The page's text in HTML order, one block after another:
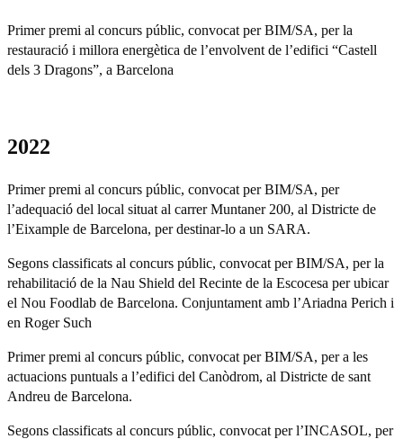
Primer premi al concurs públic, convocat per BIM/SA, per la
restauració i millora energètica de l’envolvent de l’edifici “Castell
dels 3 Dragons”, a Barcelona
2022
Primer premi al concurs públic, convocat per BIM/SA, per
l’adequació del local situat al carrer Muntaner 200, al Districte de
l’Eixample de Barcelona, per destinar-lo a un SARA.
Segons classificats al concurs públic, convocat per BIM/SA, per la
rehabilitació de la Nau Shield del Recinte de la Escocesa per ubicar
el Nou Foodlab de Barcelona. Conjuntament amb l’Ariadna Perich i
en Roger Such
Primer premi al concurs públic, convocat per BIM/SA, per a les
actuacions puntuals a l’edifici del Canòdrom, al Districte de sant
Andreu de Barcelona.
Segons classificats al concurs públic, convocat per l’INCASOL, per